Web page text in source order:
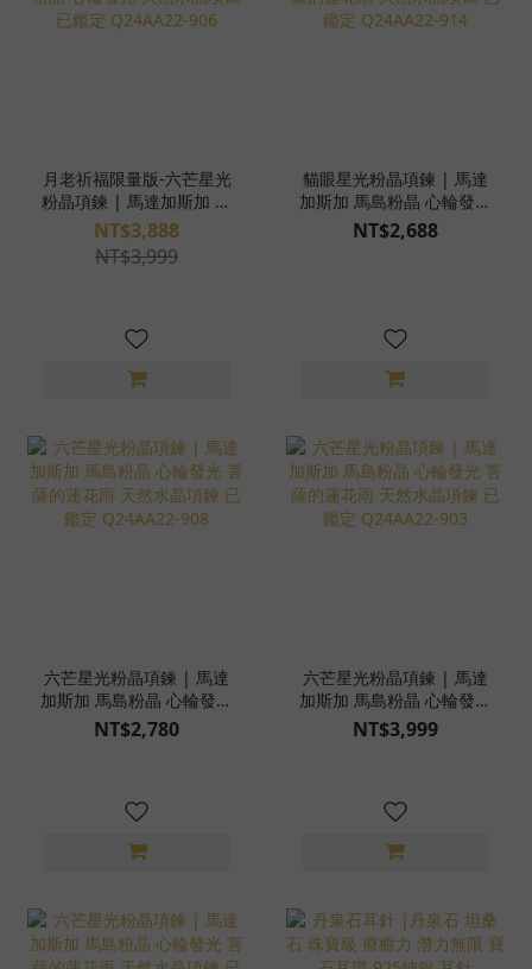
月老祈福限量版-六芒星光
粉晶項鍊 | 馬達加斯加 馬
島粉晶 心輪發光 天然水晶
項鍊 已鑑定 Q24AA22-
906
NT$3,888
NT$3,999
貓眼星光粉晶項鍊 | 馬達
加斯加 馬島粉晶 心輪發光
菩薩的蓮花雨 天然水晶項
鍊 已鑑定 Q24AA22-914
NT$2,688
六芒星光粉晶項鍊 | 馬達
加斯加 馬島粉晶 心輪發光
菩薩的蓮花雨 天然水晶項
鍊 已鑑定 Q24AA22-908
NT$2,780
六芒星光粉晶項鍊 | 馬達
加斯加 馬島粉晶 心輪發光
菩薩的蓮花雨 天然水晶項
鍊 已鑑定 Q24AA22-903
NT$3,999